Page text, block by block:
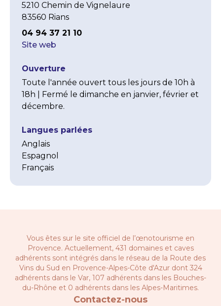
5210 Chemin de Vignelaure
83560 Rians
04 94 37 21 10
Site web
Ouverture
Toute l'année ouvert tous les jours de 10h à
18h | Fermé le dimanche en janvier, février et
décembre.
Langues parlées
Anglais
Espagnol
Français
Vous êtes sur le site officiel de l’œnotourisme en
Provence. Actuellement, 431 domaines et caves
adhérents sont intégrés dans le réseau de la Route des
Vins du Sud en Provence-Alpes-Côte d'Azur dont 324
adhérents dans le Var, 107 adhérents dans les Bouches-
du-Rhône et 0 adhérents dans les Alpes-Maritimes.
Contactez-nous